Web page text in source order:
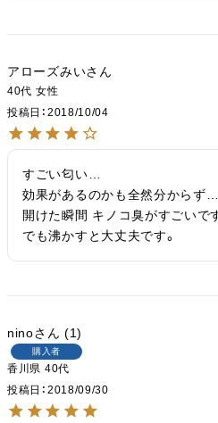
アローズみい
40代 女性
投稿日
2018/10/04
すごい匂い…
効果があるのかも全然分からず…
開けた瞬間 キノコ臭がすごいで
でも沸かすと大丈夫です。
nino 1
購入者
香川県 40代
投稿日
2018/09/30